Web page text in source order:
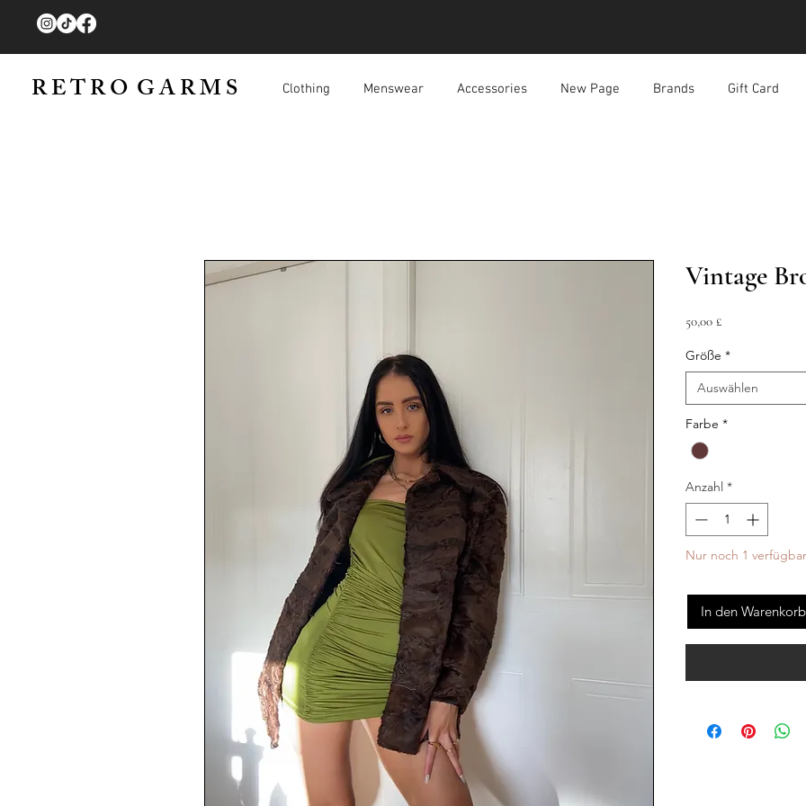
R E T R O G A R M S Clothing Menswear Accessories New Page Brands Gift Card
Vintage
50,00 £Preis
Größe *
Auswählen
Farbe *
Anzahl *
Nur noch 1 verfügbar
In den Warenkorb